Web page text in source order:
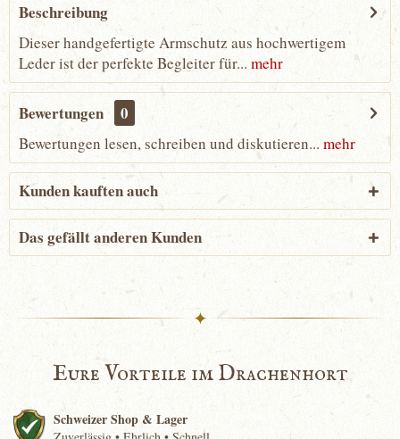
Beschreibung
Dieser handgefertigte Armschutz aus hochwertigem
Leder ist der perfekte Begleiter für... mehr
Bewertungen 0
Bewertungen lesen, schreiben und diskutieren... mehr
Kunden kauften auch
Das gefällt anderen Kunden
✦
Eure Vorteile im Drachenhort
Schweizer Shop & Lager